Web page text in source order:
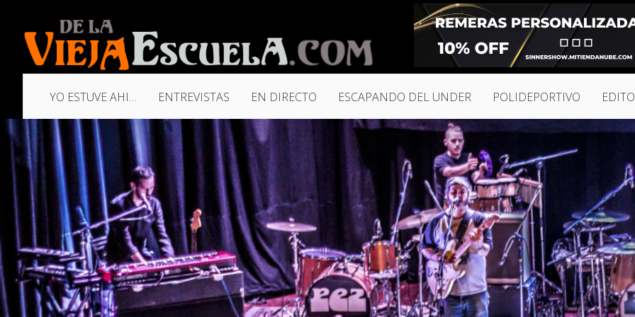
YO ESTUVE AHI… ENTREVISTAS EN DIRECTO ESCAPANDO DEL UNDER POLIDEPORTIVO